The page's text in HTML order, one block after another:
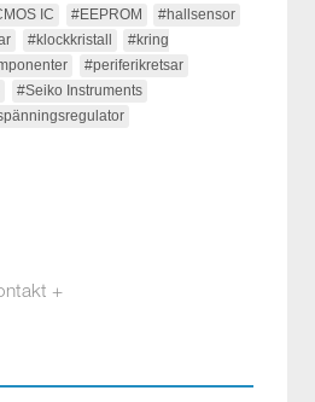
IC #EEPROM
#hallsensor
#klockkristall
#kring
#periferikretsar
#Seiko Instruments
+